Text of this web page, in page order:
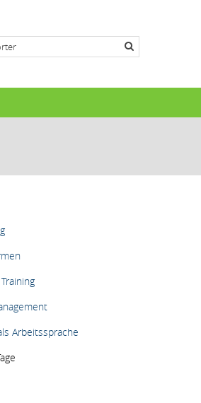
Arbeitssprache